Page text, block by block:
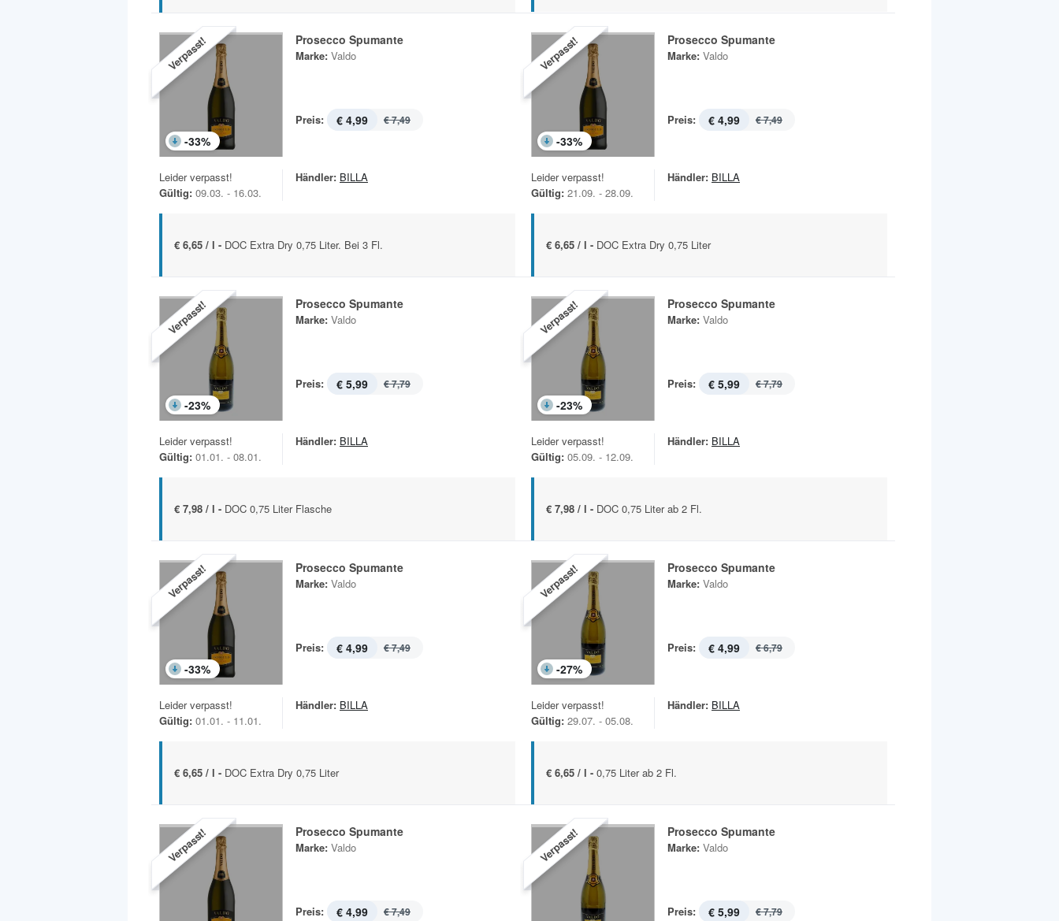
Verpasst!
-33%
Prosecco Spumante
Marke: Valdo
Preis: € 4,99 € 7,49
Leider verpasst!
Gültig: 09.03. - 16.03.
Händler: BILLA
€ 6,65 / l - DOC Extra Dry 0,75 Liter. Bei 3 Fl.
Verpasst!
-33%
Prosecco Spumante
Marke: Valdo
Preis: € 4,99 € 7,49
Leider verpasst!
Gültig: 21.09. - 28.09.
Händler: BILLA
€ 6,65 / l - DOC Extra Dry 0,75 Liter
Verpasst!
-23%
Prosecco Spumante
Marke: Valdo
Preis: € 5,99 € 7,79
Leider verpasst!
Gültig: 01.01. - 08.01.
Händler: BILLA
€ 7,98 / l - DOC 0,75 Liter Flasche
Verpasst!
-23%
Prosecco Spumante
Marke: Valdo
Preis: € 5,99 € 7,79
Leider verpasst!
Gültig: 05.09. - 12.09.
Händler: BILLA
€ 7,98 / l - DOC 0,75 Liter ab 2 Fl.
Verpasst!
-33%
Prosecco Spumante
Marke: Valdo
Preis: € 4,99 € 7,49
Leider verpasst!
Gültig: 01.01. - 11.01.
Händler: BILLA
€ 6,65 / l - DOC Extra Dry 0,75 Liter
Verpasst!
-27%
Prosecco Spumante
Marke: Valdo
Preis: € 4,99 € 6,79
Leider verpasst!
Gültig: 29.07. - 05.08.
Händler: BILLA
€ 6,65 / l - 0,75 Liter ab 2 Fl.
Verpasst! Prosecco Spumante
Marke: Valdo
Preis: € 4,99 € 7,49
Verpasst! Prosecco Spumante
Marke: Valdo
Preis: € 5,99 € 7,79